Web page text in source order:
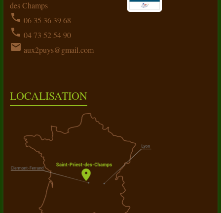
des Champs
phone 06 35 36 39 68
phone 04 73 52 54 90
email aux2puys@gmail.com
LOCALISATION